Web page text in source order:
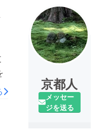
京都人
メッセー
ジを送る